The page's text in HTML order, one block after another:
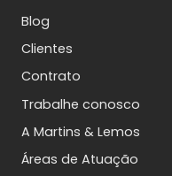
Blog
Clientes
Contrato
Trabalhe conosco
A Martins & Lemos
Áreas de Atuação